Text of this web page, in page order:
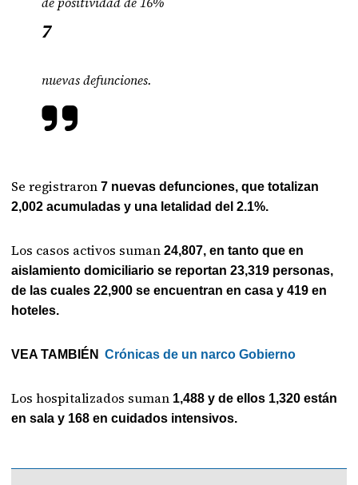
7
nuevas defunciones.
Se registraron 7 nuevas defunciones, que totalizan
2,002 acumuladas y una letalidad del 2.1%.
Los casos activos suman24,807, en tanto que en
aislamiento domiciliario se reportan 23,319 personas,
de las cuales 22,900 se encuentran en casa y 419 en
hoteles.
VEA TAMBIÉN Crónicas de un narco Gobierno
Los hospitalizados suman 1,488 y de ellos 1,320 están
en sala y 168 en cuidados intensivos.